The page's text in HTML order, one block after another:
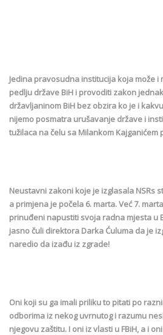
Jedina pravosudna institucija koja može
pedlju države BiH i provoditi zakon
državljaninom BiH bez obzira ko je i
nijemo posmatra urušavanje države i
tužilaca na čelu sa Milankom Kajganićem
Neustavni zakoni koje je izglasala NSRs
a primjena je počela 6. marta. Već 7.
prinuđeni napustiti svoja radna mjesta u
jasno čuli direktora Darka Ćuluma da je
naredio da izađu iz zgrade!
Oni koji su ga imali priliku to pitati po
odborima iz nekog uvrnutog i razumu
njegovu zaštitu. I oni iz vlasti u FBiH, a i